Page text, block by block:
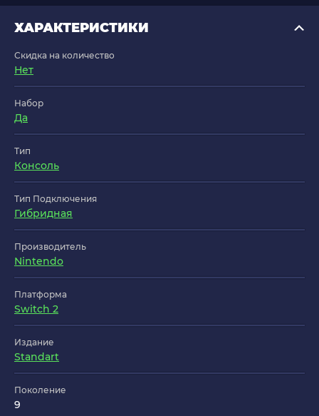
ХАРАКТЕРИСТИКИ
Скидка на количество
Нет
Набор
Да
Тип
Консоль
Тип Подключения
Гибридная
Производитель
Nintendo
Платформа
Switch 2
Издание
Standart
Поколение
9